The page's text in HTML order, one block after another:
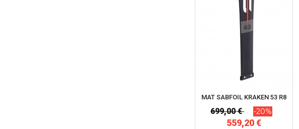
MAT SABFOIL KRAKEN 53 R8
699,00 € -20%
559,20 €